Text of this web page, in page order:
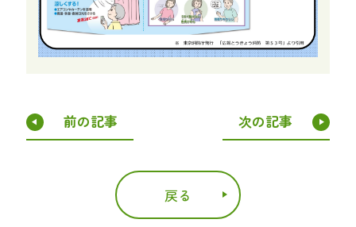
前の記事 次の記事
戻る